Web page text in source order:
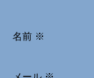
名前 ※